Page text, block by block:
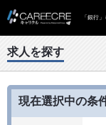
「銀行
求人を探す
現在選択中の条